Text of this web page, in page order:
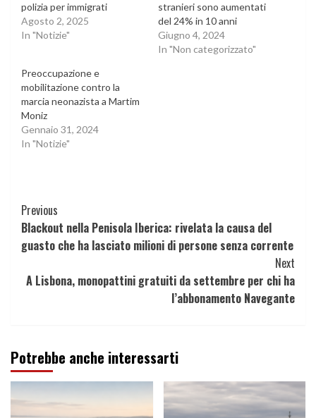
polizia per immigrati
Agosto 2, 2025
In "Notizie"
stranieri sono aumentati
del 24% in 10 anni
Giugno 4, 2024
In "Non categorizzato"
Preoccupazione e
mobilitazione contro la
marcia neonazista a Martim
Moniz
Gennaio 31, 2024
In "Notizie"
Continue
Reading
Previous
Blackout nella Penisola Iberica: rivelata la causa del
guasto che ha lasciato milioni di persone senza corrente
Next
A Lisbona, monopattini gratuiti da settembre per chi ha
l’abbonamento Navegante
Potrebbe anche interessarti